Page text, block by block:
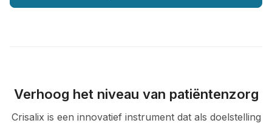
Verhoog het niveau van patiëntenzorg
Crisalix is een innovatief instrument dat als doelstelling